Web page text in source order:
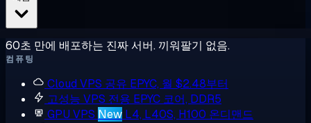
60초 만에 배포하는 진짜 서버. 끼워팔기 없음.
컴퓨팅
Cloud VPS 공유 EPYC, 월 $2.48부터
고성능 VPS 전용 EPYC 코어, DDR5
GPU VPS New L4, L40S, H100 온디맨드